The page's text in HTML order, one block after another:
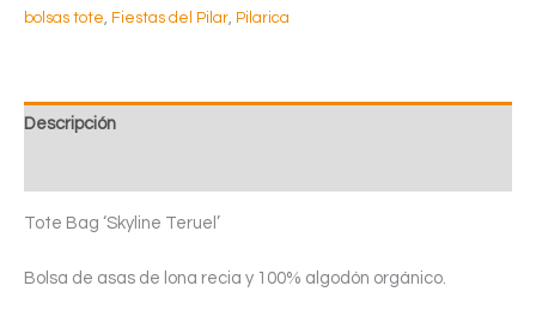
bolsas tote, Fiestas del Pilar, Pilarica
Descripción
Tote Bag ‘Skyline Teruel’
Bolsa de asas de lona recia y 100% algodón orgánico.